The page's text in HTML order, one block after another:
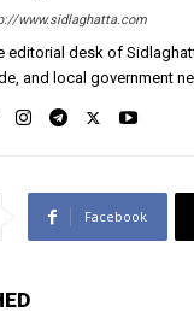
www.sidlaghatta.com
editorial desk of
and local government
Facebook